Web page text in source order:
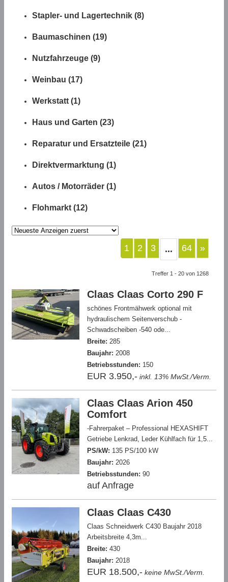
Stapler- und Lagertechnik (8)
Baumaschinen (19)
Nutzfahrzeuge (9)
Weinbau (17)
Werkstatt (1)
Haus und Garten (23)
Reparatur und Ersatzteile (21)
Direktvermarktung (1)
Autos / Motorräder (1)
Flohmarkt (12)
1 2 3 ... 64 »
Treffer 1 - 20 von 1268
Claas Claas Corto 290 F
schönes Frontmähwerk optional mit
hydraulischem Seitenverschub -
Schwadscheiben -540 ode...
Breite: 285
Baujahr: 2008
Betriebsstunden: 150
EUR 3.950,- inkl. 13% MwSt./Verm.
Claas Claas Arion 450
Comfort
-Fahrerpaket – Professional HEXASHIFT
Getriebe Lenkrad, Leder Kühlfach für 1,5...
PS/kW: 135 PS/100 kW
Baujahr: 2026
Betriebsstunden: 90
auf Anfrage
Claas Claas C430
Claas Schneidwerk C430 Baujahr 2018
Arbeitsbreite 4,3m...
Breite: 430
Baujahr: 2018
EUR 18.500,- keine MwSt./Verm.